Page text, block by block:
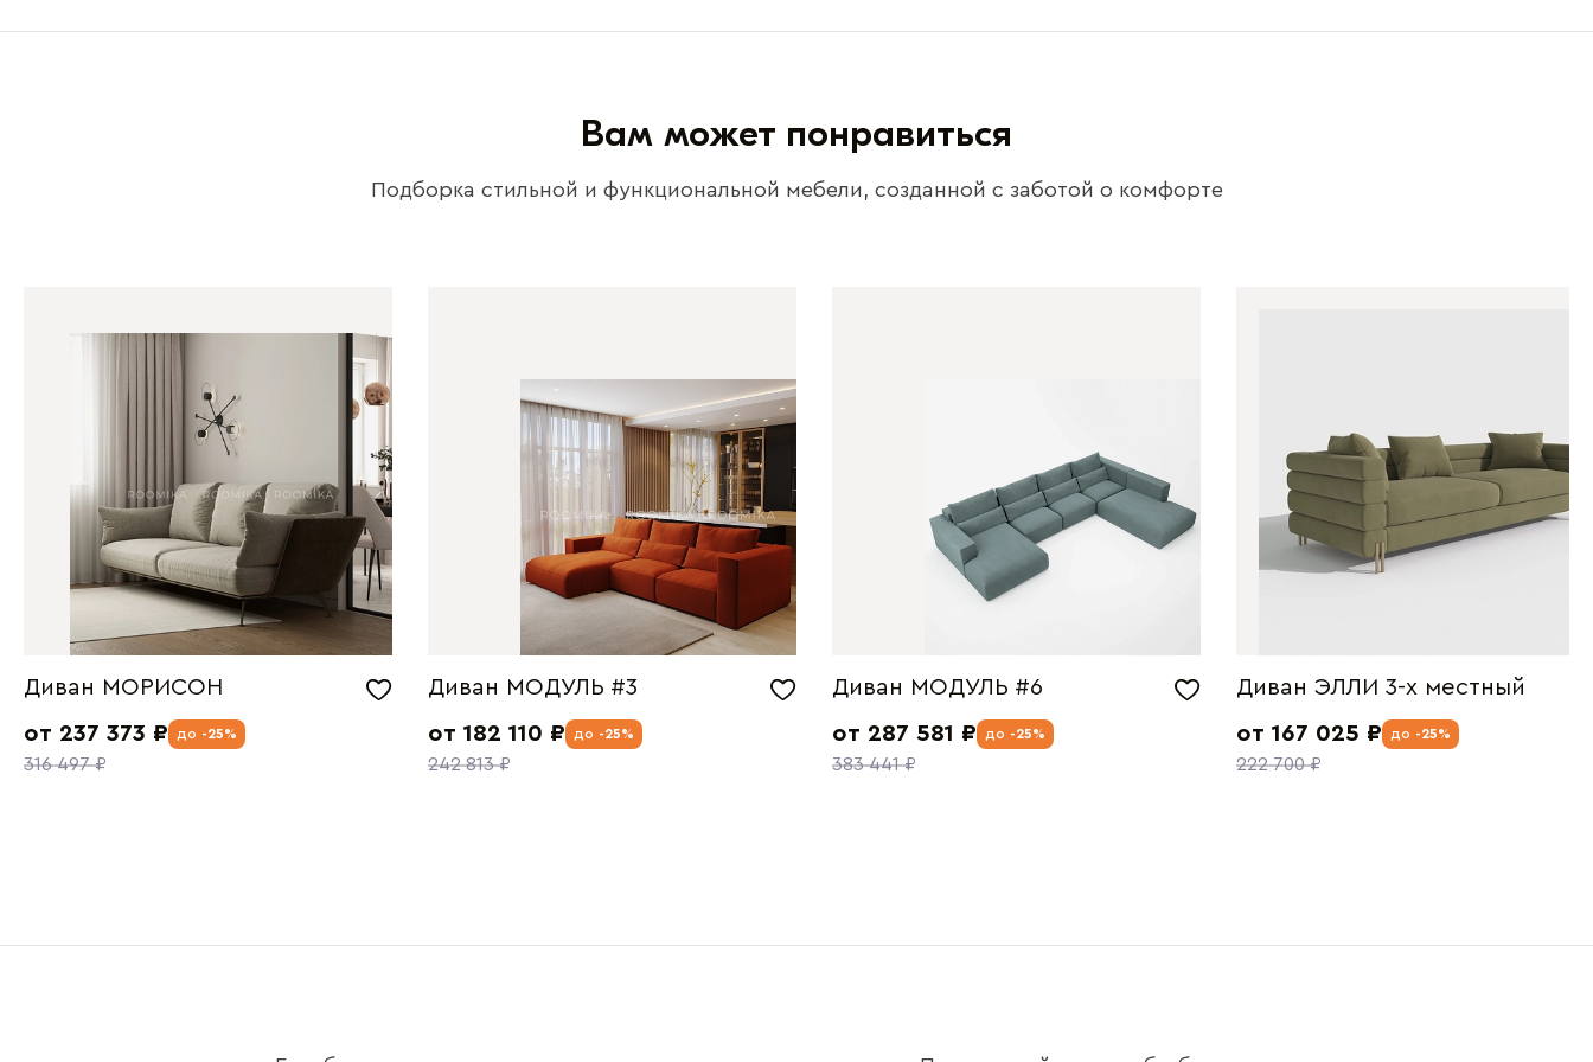
Вам может понравиться
Подборка стильной и функциональной мебели, созданной с заботой о комфорте
Диван МОРИСОН
от 237 373 ₽
316 497 ₽
до -25%
Диван МОДУЛЬ #3
от 182 110 ₽
242 813 ₽
до -25%
Диван МОДУЛЬ #6
от 287 581 ₽
383 441 ₽
до -25%
Диван ЭЛЛИ 3-х местный
от 167 025 ₽
222 700 ₽
до -25%